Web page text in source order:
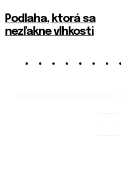
Podlaha, ktorá sa
nezľakne vlhkosti